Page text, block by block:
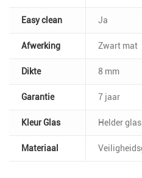
Easy clean Ja
Afwerking Zwart mat
Dikte 8 mm
Garantie 7 jaar
Kleur Glas Helder glas
Materiaal